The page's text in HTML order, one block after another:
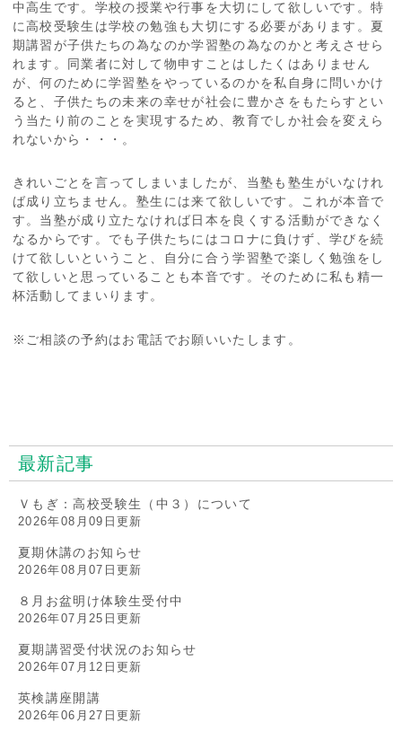
中高生です。学校の授業や行事を大切にして欲しいです。特
に高校受験生は学校の勉強も大切にする必要があります。夏
期講習が子供たちの為なのか学習塾の為なのかと考えさせら
れます。同業者に対して物申すことはしたくはありません
が、何のために学習塾をやっているのかを私自身に問いかけ
ると、子供たちの未来の幸せが社会に豊かさをもたらすとい
う当たり前のことを実現するため、教育でしか社会を変えら
れないから・・・。
きれいごとを言ってしまいましたが、当塾も塾生がいなけれ
ば成り立ちません。塾生には来て欲しいです。これが本音で
す。当塾が成り立たなければ日本を良くする活動ができなく
なるからです。でも子供たちにはコロナに負けず、学びを続
けて欲しいということ、自分に合う学習塾で楽しく勉強をし
て欲しいと思っていることも本音です。そのために私も精一
杯活動してまいります。
※ご相談の予約はお電話でお願いいたします。
最新記事
Ｖもぎ：高校受験生（中３）について
2026年08月09日更新
夏期休講のお知らせ
2026年08月07日更新
８月お盆明け体験生受付中
2026年07月25日更新
夏期講習受付状況のお知らせ
2026年07月12日更新
英検講座開講
2026年06月27日更新